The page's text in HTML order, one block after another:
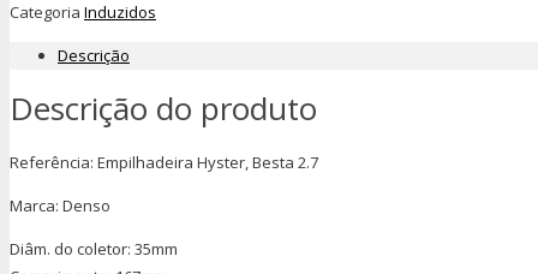
Categoria Induzidos
Descrição
Descrição do produto
Referência: Empilhadeira Hyster, Besta 2.7
Marca: Denso
Diâm. do coletor: 35mm